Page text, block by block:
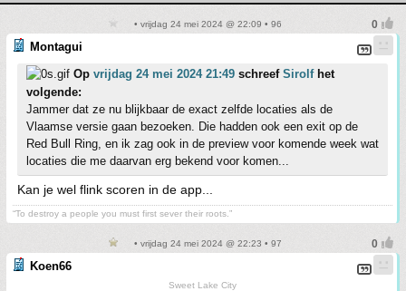
• vrijdag 24 mei 2024 @ 22:09 • 96
Montagui
Op vrijdag 24 mei 2024 21:49 schreef Sirolfhet
volgende:
Jammer dat ze nu blijkbaar de exact zelfde locaties als de
Vlaamse versie gaan bezoeken. Die hadden ook een exit op de
Red Bull Ring, en ik zag ook in de preview voor komende week wat
locaties die me daarvan erg bekend voor komen...
Kan je wel flink scoren in de app...
“To destroy a people you must first sever their roots.”
• vrijdag 24 mei 2024 @ 22:23 • 97
Koen66
Sweet Lake City